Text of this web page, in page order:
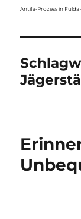
Antifa-Prozess in